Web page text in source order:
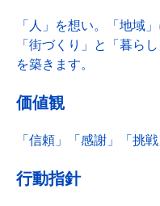
「人」を想い。「地域」
「街づくり」と「暮ら
を築きます。
価値観
「信頼」「感謝」「挑戦
行動指針